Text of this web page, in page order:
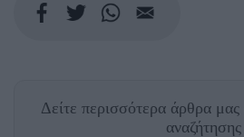
Δείτε περισσότερα άρθρα μας
αναζήτησης